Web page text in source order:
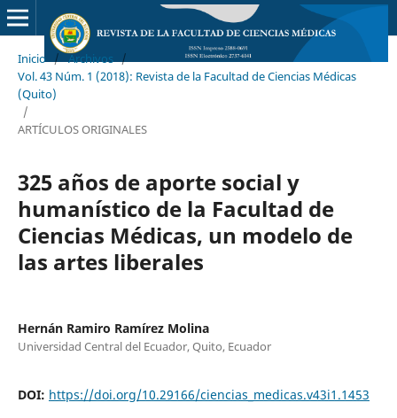
Inicio / Archivos /
Vol. 43 Núm. 1 (2018): Revista de la Facultad de Ciencias Médicas
(Quito)
/
ARTÍCULOS ORIGINALES
325 años de aporte social y
humanístico de la Facultad de
Ciencias Médicas, un modelo de
las artes liberales
Hernán Ramiro Ramírez Molina
Universidad Central del Ecuador, Quito, Ecuador
DOI: https://doi.org/10.29166/ciencias_medicas.v43i1.1453